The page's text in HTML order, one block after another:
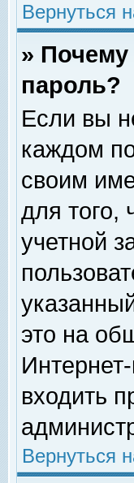
Вернуться
»
пароль?
Если вы
каждом
своим
для того,
учетной
это на
входить
Вернуться